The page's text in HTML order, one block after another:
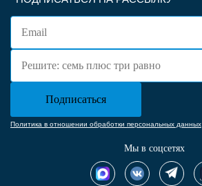
Политика в отношении обработки персональных данных
Мы в соцсетях